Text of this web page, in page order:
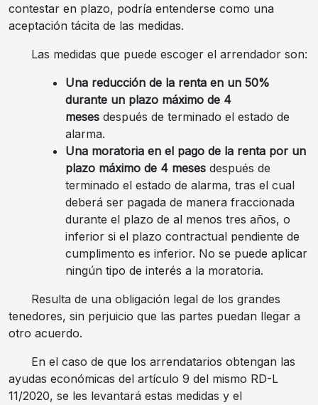
contestar en plazo, podría entenderse como una
aceptación tácita de las medidas.
Las medidas que puede escoger el arrendador son:
Una reducción de la renta en un 50%
durante un plazo máximo de 4
meses después de terminado el estado de
alarma.
Una moratoria en el pago de la renta por un
plazo máximo de 4 meses después de
terminado el estado de alarma, tras el cual
deberá ser pagada de manera fraccionada
durante el plazo de al menos tres años, o
inferior si el plazo contractual pendiente de
cumplimento es inferior. No se puede aplicar
ningún tipo de interés a la moratoria.
Resulta de una obligación legal de los grandes
tenedores, sin perjuicio que las partes puedan llegar a
otro acuerdo.
En el caso de que los arrendatarios obtengan las
ayudas económicas del artículo 9 del mismo RD-L
11/2020, se les levantará estas medidas y el